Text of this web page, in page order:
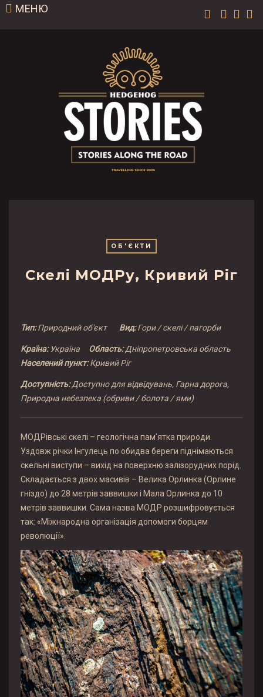
МЕНЮ
ОБ'ЄКТИ
Скелі МОДРу, Кривий Ріг
Тип:Природний об'єкт Вид:Гори / скелі / пагорби
Країна:Україна Область:Дніпропетровська область
Населений пункт:Кривий Ріг
Доступність:Доступно для відвідувань, Гарна дорога,
Природна небезпека (обриви / болота / ями)
МОДРівські скелі – геологічна пам’ятка природи.
Уздовж річки Інгулець по обидва береги піднімаються
скельні виступи – вихід на поверхню залізорудних порід.
Складається з двох масивів – Велика Орлинка (Орлине
гніздо) до 28 метрів заввишки і Мала Орлинка до 10
метрів заввишки. Сама назва МОДР розшифровується
так: «Міжнародна організація допомоги борцям
революції».